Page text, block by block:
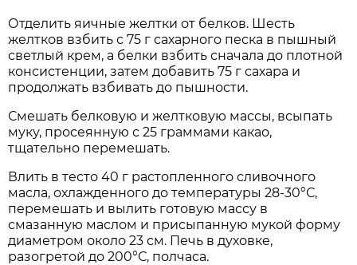
Отделить яичные желтки от белков. Шесть
желтков взбить с 75 г сахарного песка в пышный
светлый крем, а белки взбить сначала до плотной
консистенции, затем добавить 75 г сахара и
продолжать взбивать до пышности.
Смешать белковую и желтковую массы, всыпать
муку, просеянную с 25 граммами какао,
тщательно перемешать.
Влить в тесто 40 г растопленного сливочного
масла, охлажденного до температуры 28-30°С,
перемешать и вылить готовую массу в
смазанную маслом и присыпанную мукой форму
диаметром около 23 см. Печь в духовке,
разогретой до 200°С, полчаса.